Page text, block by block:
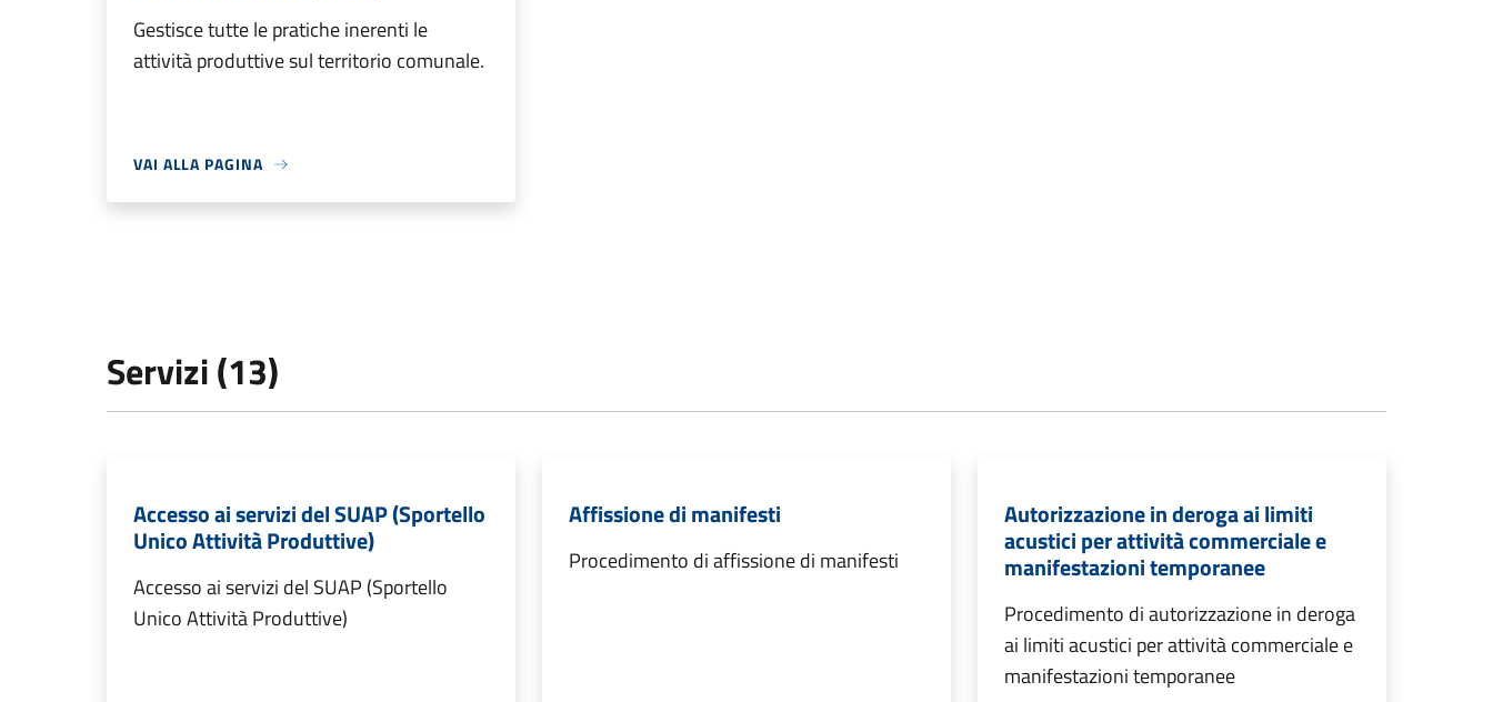
Gestisce tutte le pratiche inerenti le
attività produttive sul territorio comunale.
VAI ALLA PAGINA
Servizi (13)
Accesso ai servizi del SUAP (Sportello
Unico Attività Produttive)
Accesso ai servizi del SUAP (Sportello
Unico Attività Produttive)
Affissione di manifesti
Procedimento di affissione di manifesti
Autorizzazione in deroga ai limiti
acustici per attività commerciale e
manifestazioni temporanee
Procedimento di autorizzazione in deroga
ai limiti acustici per attività commerciale e
manifestazioni temporanee